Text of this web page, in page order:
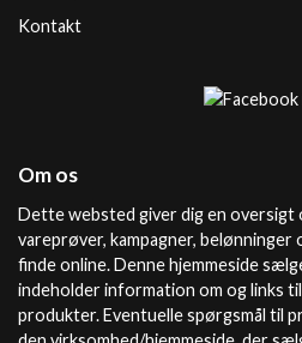
Kontakt
Om os
Dette websted giver dig en oversigt
vareprøver, kampagner, belønninger
finde online. Denne hjemmeside
indeholder information om og links
produkter. Eventuelle spørgsmål til